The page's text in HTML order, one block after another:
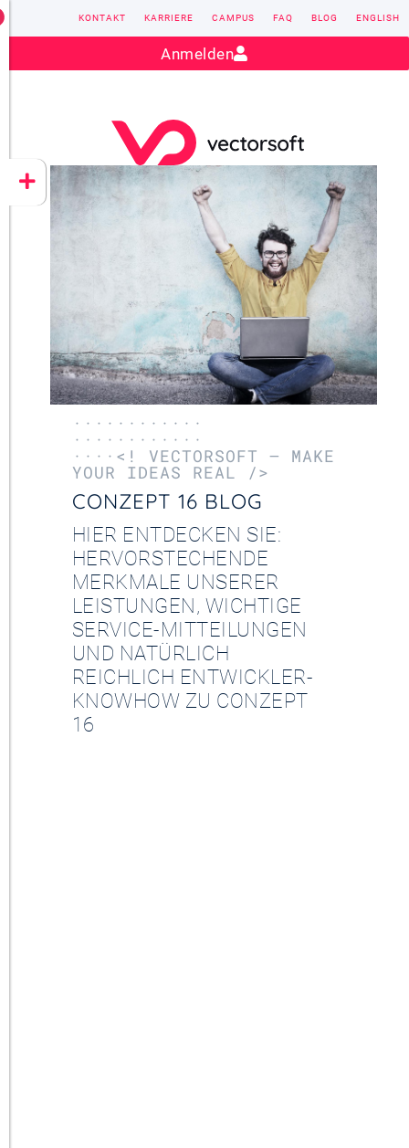
CONZEPT 16
YEET
Kontakt:sales@vectorsoft.de
KONTAKT KARRIERE CAMPUS FAQ BLOG ENGLISH
Anmelden
············
············
····<! VECTORSOFT – MAKE
YOUR IDEAS REAL />
CONZEPT 16 BLOG
HIER ENTDECKEN SIE:
HERVORSTECHENDE
MERKMALE UNSERER
LEISTUNGEN, WICHTIGE
SERVICE-MITTEILUNGEN
UND NATÜRLICH
REICHLICH ENTWICKLER-
KNOWHOW ZU CONZEPT
16